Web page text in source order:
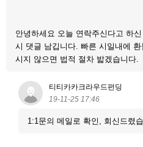
안녕하세요 오늘 연락주신다고 하
시 댓글 남깁니다. 빠른 시일내에
시지 않으면 법적 절차 밟겠습니다.
티티카카크라우드펀딩
19-11-25 17:46
1:1문의 메일로 확인, 회신드렸